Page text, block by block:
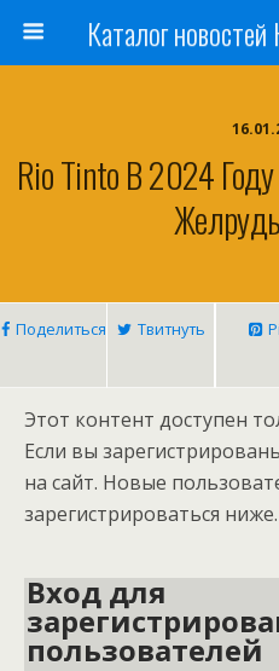
Rio Tinto В 2024
Поделиться Твитнуть
Этот контент доступен
Если вы
на сайт. Новые
зарегистрироваться ниже.
Вход для
пользователей